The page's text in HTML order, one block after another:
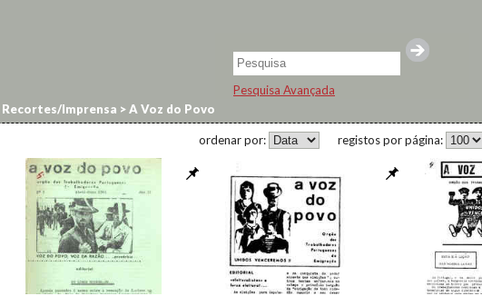
Pesquisa Avançada
Recortes/Imprensa >A Voz do Povo
registos por página:
ordenar por: